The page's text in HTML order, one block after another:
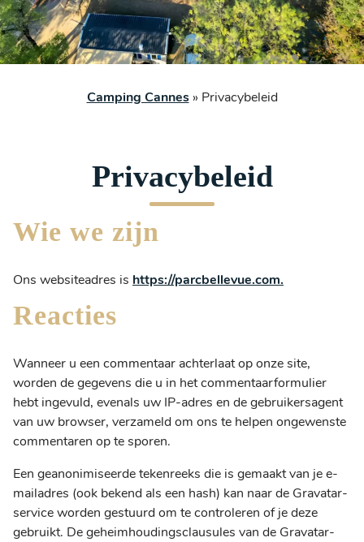
Camping Cannes» Privacybeleid
Privacybeleid
Wie we zijn
Ons websiteadres is https://parcbellevue.com.
Reacties
Wanneer u een commentaar achterlaat op onze site,
worden de gegevens die u in het commentaarformulier
hebt ingevuld, evenals uw IP-adres en de gebruikersagent
van uw browser, verzameld om ons te helpen ongewenste
commentaren op te sporen.
Een geanonimiseerde tekenreeks die is gemaakt van je e-
mailadres (ook bekend als een hash) kan naar de Gravatar-
service worden gestuurd om te controleren of je deze
gebruikt. De geheimhoudingsclausules van de Gravatar-